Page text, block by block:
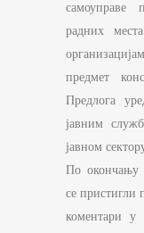
самоуправе
радних
предмет
Предлога
јавним
јавном
По окончању
се пристигли
коментари у